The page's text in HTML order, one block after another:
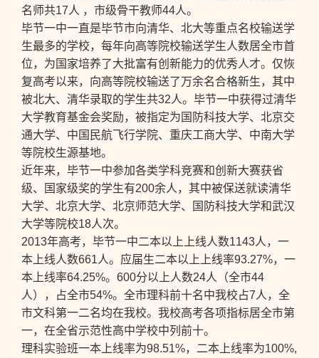
名师共17人 ，市级骨干教师44人。
毕节一中一直是毕节市向清华、北大等重点名校输送学
生最多的学校，每年向高等院校输送学生人数居全市首
位，为国家培养了大批富有创新能力的优秀人才。仅恢
复高考以来，向高等院校输送了万余名合格新生，其中
被北大、清华录取的学生共32人。毕节一中获得过清华
大学教育基金会奖励，被指定为国防科技大学、北京交
通大学、中国民航飞行学院、重庆工商大学、中南大学
等院校生源基地。
近年来，毕节一中参加各类学科竞赛和创新大赛获省
级、国家级奖的学生有200余人，其中被保送就读清华
大学、北京大学、北京师范大学、国防科技大学和武汉
大学等院校18人次。
2013年高考，毕节一中二本以上上线人数1143人，一
本上线人数661人。应届生二本以上上线率93.27%，一
本上线率64.25%。600分以上人数24人（全市44
人），占全市54%。全市理科前十名中我校占7人，全
市文科第一二名均在我校。我校高考各项指标居全市第
一，在全省示范性高中学校中列前十。
理科实验班一本上线率为98.51%，二本上线率为100%,